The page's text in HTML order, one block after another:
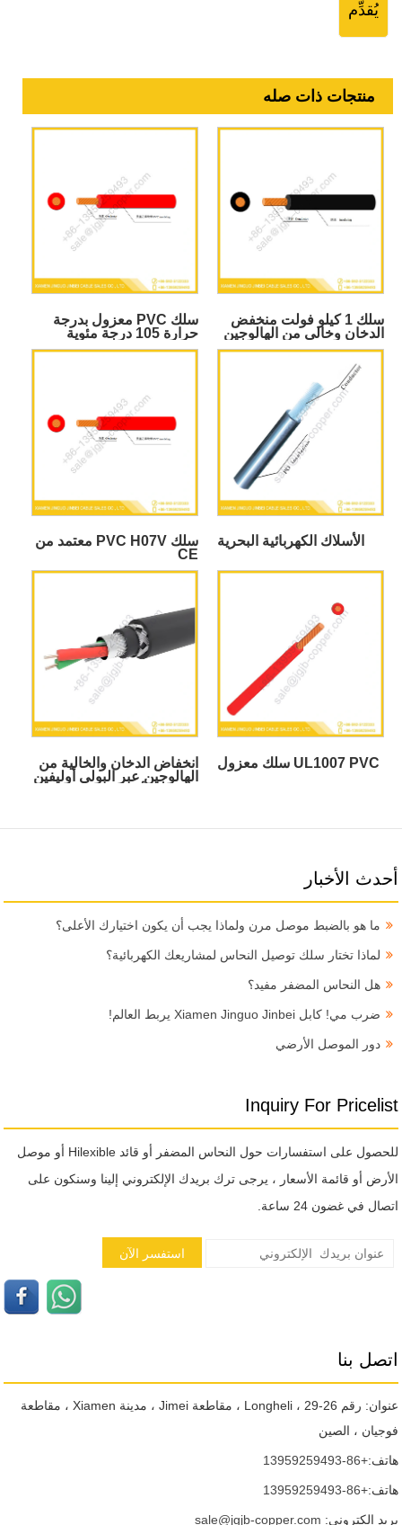
يُقدِّم
منتجات ذات صله
سلك PVC معزول بدرجة
حرارة 105 درجة مئوية
ومقاوم للهب
سلك 1 كيلو فولت منخفض
الدخان وخالي من الهالوجين
ومثبطات اللهب
سلك PVC H07V معتمد من
CE
الأسلاك الكهربائية البحرية
انخفاض الدخان والخالية من
الهالوجين عبر البولي أوليفين
UL1007 PVC سلك معزول
أحدث الأخبار
ما هو بالضبط موصل مرن ولماذا يجب أن يكون اختيارك الأعلى؟
لماذا تختار سلك توصيل النحاس لمشاريعك الكهربائية؟
هل النحاس المضفر مفيد؟
ضرب مي! كابل Xiamen Jinguo Jinbei يربط العالم!
دور الموصل الأرضي
Inquiry For Pricelist
للحصول على استفسارات حول النحاس المضفر أو قائد Hilexible أو موصل
الأرض أو قائمة الأسعار ، يرجى ترك بريدك الإلكتروني إلينا وسنكون على
اتصال في غضون 24 ساعة.
اتصل بنا
عنوان: رقم 26-29 ، Longheli ، مقاطعة Jimei ، مدينة Xiamen ، مقاطعة
فوجيان ، الصين
هاتف:+86-13959259493
هاتف:+86-13959259493
بريد إلكتروني: sale@jgjb-copper.com